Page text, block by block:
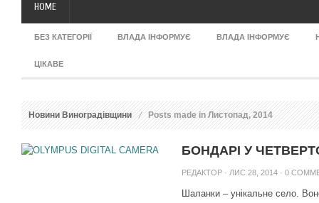
HOME
БЕЗ КАТЕГОРІЇ ВЛАДА ІНФОРМУЄ ВЛАДА ІНФОРМУЄ
ЦІКАВЕ
Новини Виноградівщини Posts made in Листопад, 2014
БОНДАРІ У
РЕДАКТОР · ЛИС 28, 2014 · 0
Шаланки – унікальне село.